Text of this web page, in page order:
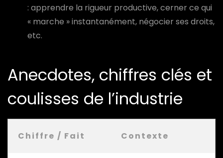
: apprendre la rigueur productive, cerner ce qui
« marche » instantanément, négocier ses droits,
etc.
Anecdotes, chiffres clés et
coulisses de l’industrie
Chiffre / Fait Contexte